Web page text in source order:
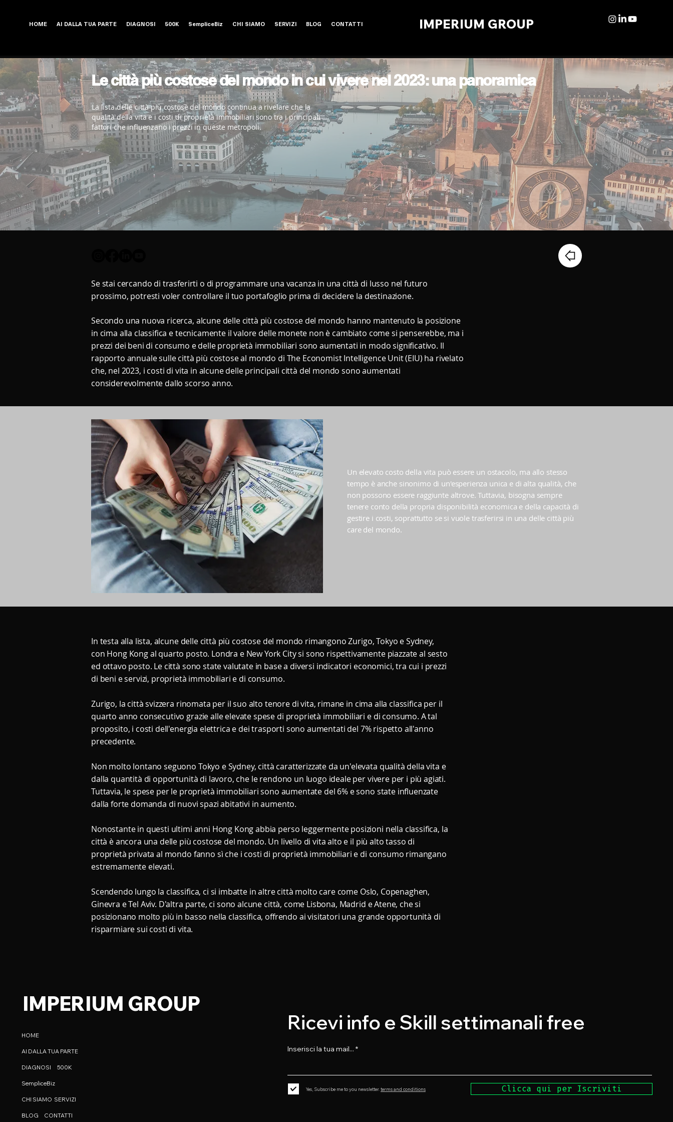
HOME AI DALLA TUA PARTE DIAGNOSI 500K SempliceBiz CHI SIAMO SERVIZI BLOG CONTATTI IMPERIUM GROUP
Le città più costose del mondo in cui vivere nel 2023: una panoramica
La lista delle città più costose del mondo continua a rivelare che la
qualità della vita e i costi di proprietà immobiliari sono tra i principali
fattori che influenzano i prezzi in queste metropoli.
Se stai cercando di trasferirti o di programmare una vacanza in una città di lusso nel futuro
prossimo, potresti voler controllare il tuo portafoglio prima di decidere la destinazione.
Secondo una nuova ricerca, alcune delle città più costose del mondo hanno mantenuto la posizione
in cima alla classifica e tecnicamente il valore delle monete non è cambiato come si penserebbe, ma i
prezzi dei beni di consumo e delle proprietà immobiliari sono aumentati in modo significativo. Il
rapporto annuale sulle città più costose al mondo di The Economist Intelligence Unit (EIU) ha rivelato
che, nel 2023, i costi di vita in alcune delle principali città del mondo sono aumentati
considerevolmente dallo scorso anno.
Un elevato costo della vita può essere un ostacolo, ma allo stesso
tempo è anche sinonimo di un'esperienza unica e di alta qualità, che
non possono essere raggiunte altrove. Tuttavia, bisogna sempre
tenere conto della propria disponibilità economica e della capacità di
gestire i costi, soprattutto se si vuole trasferirsi in una delle città più
care del mondo.
In testa alla lista, alcune delle città più costose del mondo rimangono Zurigo, Tokyo e Sydney,
con Hong Kong al quarto posto. Londra e New York City si sono rispettivamente piazzate al sesto
ed ottavo posto. Le città sono state valutate in base a diversi indicatori economici, tra cui i prezzi
di beni e servizi, proprietà immobiliari e di consumo.
Zurigo, la città svizzera rinomata per il suo alto tenore di vita, rimane in cima alla classifica per il
quarto anno consecutivo grazie alle elevate spese di proprietà immobiliari e di consumo. A tal
proposito, i costi dell'energia elettrica e dei trasporti sono aumentati del 7% rispetto all'anno
precedente.
Non molto lontano seguono Tokyo e Sydney, città caratterizzate da un'elevata qualità della vita e
dalla quantità di opportunità di lavoro, che le rendono un luogo ideale per vivere per i più agiati.
Tuttavia, le spese per le proprietà immobiliari sono aumentate del 6% e sono state influenzate
dalla forte domanda di nuovi spazi abitativi in aumento.
Nonostante in questi ultimi anni Hong Kong abbia perso leggermente posizioni nella classifica, la
città è ancora una delle più costose del mondo. Un livello di vita alto e il più alto tasso di
proprietà privata al mondo fanno sì che i costi di proprietà immobiliari e di consumo rimangano
estremamente elevati.
Scendendo lungo la classifica, ci si imbatte in altre città molto care come Oslo, Copenaghen,
Ginevra e Tel Aviv. D'altra parte, ci sono alcune città, come Lisbona, Madrid e Atene, che si
posizionano molto più in basso nella classifica, offrendo ai visitatori una grande opportunità di
risparmiare sui costi di vita.
IMPERIUM GROUP
HOME
AI DALLA TUA PARTE
DIAGNOSI 500K
SempliceBiz
CHI SIAMO SERVIZI
BLOG CONTATTI
Ricevi info e Skill settimanali free
Inserisci la tua mail...
Yes, Subscribe me to you newsletter. terms and conditions Clicca qui per Iscriviti